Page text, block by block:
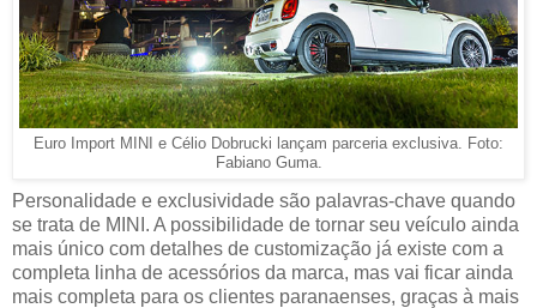
Euro Import MINI e Célio Dobrucki lançam parceria exclusiva. Foto:
Fabiano Guma.
Personalidade e exclusividade são palavras-chave quando
se trata de MINI. A possibilidade de tornar seu veículo ainda
mais único com detalhes de customização já existe com a
completa linha de acessórios da marca, mas vai ficar ainda
mais completa para os clientes paranaenses, graças à mais